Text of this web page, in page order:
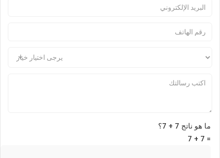
ما هو ناتج 7 + 7؟
7 + 7 =